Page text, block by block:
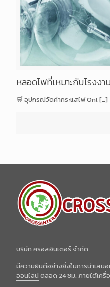
หลอดไฟที่เหมาะกับโรงงา
🛒 อุปกรณ์วัดค่ากระแสไฟ Onl[…]
บริษัท ครอสอินเตอร์ จำกัด
มีความยินดีอย่างยิ่งในการนำเสนอ
ออนไลน์ตลอด 24 ชม. ภายใต้เค